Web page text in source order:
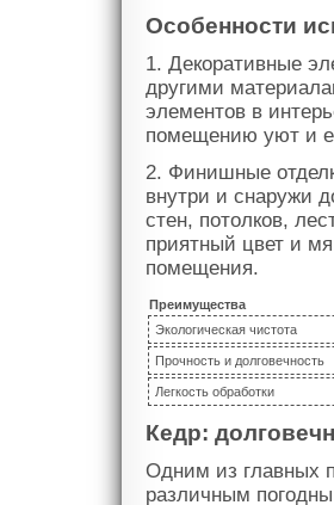
Особенности
1. Декоративные
другими
элементов в
помещению уют и
2. Финишные
внутри и снаружи
стен, потолков,
приятный цвет и
помещения.
Преимущества
Экологическая чистота
Прочность и долговечность
Легкость обработки
Кедр:
Одним из главных
различным